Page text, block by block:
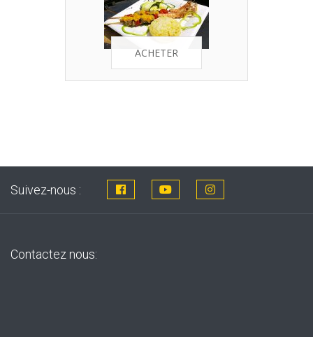
ACHETER
Suivez-nous :
Contactez nous: